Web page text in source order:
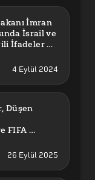
İmran
İsrail ve
İfadeler mi
4 Eylül 2024
Düşen
FIFA
26 Eylül 2025